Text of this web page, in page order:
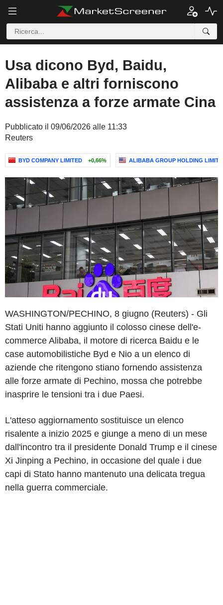
Usa dicono Byd, Baidu,
Alibaba e altri forniscono
assistenza a forze armate Cina
Pubblicato il 09/06/2026 alle 11:33
Reuters
BYD COMPANY LIMITED +0,66% ALIBABA GROUP HOLDING
WASHINGTON/PECHINO, 8 giugno (Reuters) - Gli
Stati Uniti hanno aggiunto il colosso cinese dell'e-
commerce Alibaba, il motore di ricerca Baidu e le
case automobilistiche Byd e Nio a un elenco di
aziende che ritengono stiano fornendo assistenza
alle forze armate di Pechino, mossa che potrebbe
inasprire le tensioni tra i due Paesi.
L'atteso aggiornamento sostituisce un elenco
risalente a inizio 2025 e giunge a meno di un mese
dall'incontro tra il presidente Donald Trump e il cinese
Xi Jinping a Pechino, in occasione del quale i due
capi di Stato hanno mantenuto una delicata tregua
nella guerra commerciale.